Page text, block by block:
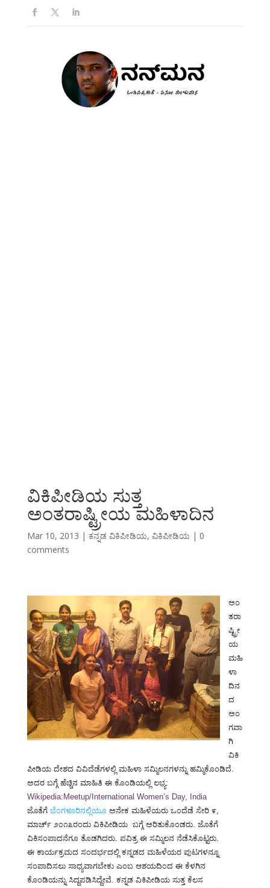
ವಿಕಿಪೀಡಿಯ ಸುತ್ತ
ಅಂತರಾಷ್ಟ್ರೀಯ ಮಹಿಳಾದಿನ
Mar 10, 2013 | ಕನ್ನಡ ವಿಕಿಪೀಡಿಯ, ವಿಕಿಪೀಡಿಯ | 0
comments
ಅಂ
ತರಾ
ಷ್ಟ್ರೀ
ಯ
ಮಹಿ
ಳಾ
ದಿನ
ದ
ಅಂ
ಗವಾ
ಗಿ
ವಿಕಿ
ಪೀಡಿಯ ದೇಶದ ವಿವಿದೆಡೆಗಳಲ್ಲಿ ಮಹಿಳಾ ಸಮ್ಮಿಲನಗಳನ್ನು ಹಮ್ಮಿಕೊಂಡಿದೆ.
ಅದರ ಬಗ್ಗೆ ಹೆಚ್ಚಿನ ಮಾಹಿತಿ ಈ ಕೊಂಡಿಯಲ್ಲಿ ಲಭ್ಯ:
Wikipedia:Meetup/International Women’s Day, India
ಜೊತೆಗೆ ಬೆಂಗಳೂರಿನಲ್ಲಿಯೂ ಅನೇಕ ಮಹಿಳೆಯರು ಒಂದೆಡೆ ಸೇರಿ ೯,
ಮಾರ್ಚ್ ೨೦೧೩ರಂದು ವಿಕಿಪೀಡಿಯ ಬಗ್ಗೆ ಅರಿತುಕೊಂಡರು. ಜೊತೆಗೆ
ವಿಕಿಸಂಪಾದನೆಗೂ ತೊಡಗಿದರು. ಪವಿತ್ರ ಈ ಸಮ್ಮಿಲನ ನೆಡೆಸಿಕೊಟ್ಟರು.
ಈ ಕಾರ್ಯಕ್ರಮದ ಸಂದರ್ಭದಲ್ಲಿ ಕನ್ನಡದ ಮಹಿಳೆಯರ ಪುಟಗಳನ್ನೂ
ಸಂಪಾದಿಸಲು ಸಾಧ್ಯವಾಗಬೇಕು ಎಂಬ ಆಶಯದಿಂದ ಈ ಕೆಳಗಿನ
ಕೊಂಡಿಯನ್ನು ಸಿದ್ದಪಡಿಸಿದ್ದೇವೆ. ಕನ್ನಡ ವಿಕಿಪೀಡಿಯ ಸುತ್ತ ಕೆಲಸ